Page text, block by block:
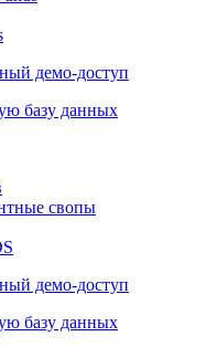
базу данных
свопы